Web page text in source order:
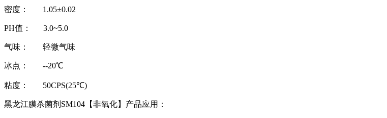
密度： 1.05±0.02
PH值： 3.0~5.0
气味： 轻微气味
冰点： --20℃
粘度： 50CPS(25℃)
黑龙江膜杀菌剂SM104【非氧化】产品应用：